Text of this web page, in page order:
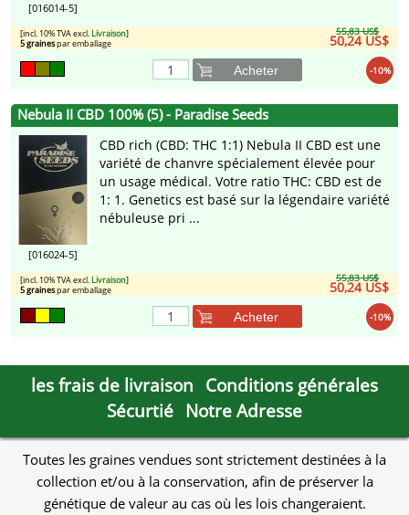
[016014-5]
55,83 US$
50,24 US$
[incl. 10% TVA excl. Livraison]
5 grainespar emballage
-10%
Acheter
Nebula II CBD 100% (5) - Paradise Seeds
[016024-5]
CBD rich (CBD: THC 1:1) Nebula II CBD est une
variété de chanvre spécialement élevée pour
un usage médical. Votre ratio THC: CBD est de
1: 1. Genetics est basé sur la légendaire variété
nébuleuse pri ...
55,83 US$
50,24 US$
[incl. 10% TVA excl. Livraison]
5 grainespar emballage
-10%
Acheter
les frais de livraison Conditions générales
Sécurtié Notre Adresse
Toutes les graines vendues sont strictement destinées à la
collection et/ou à la conservation, afin de préserver la
génétique de valeur au cas où les lois changeraient.